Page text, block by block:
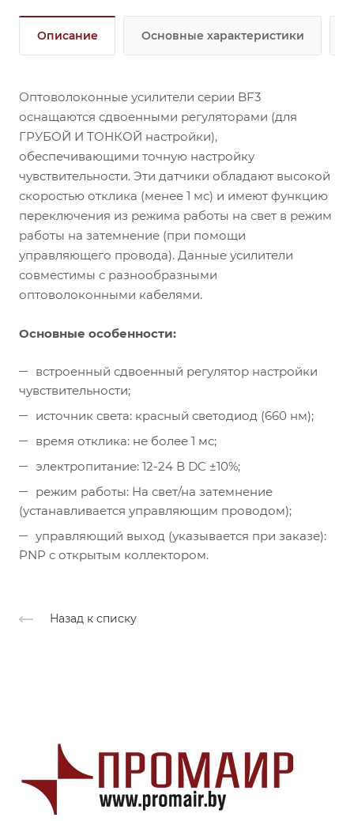
Описание Основные характеристики
Оптоволоконные усилители серии BF3
оснащаются сдвоенными регуляторами (для
ГРУБОЙ И ТОНКОЙ настройки),
обеспечивающими точную настройку
чувствительности. Эти датчики обладают высокой
скоростью отклика (менее 1 мс) и имеют функцию
переключения из режима работы на свет в режим
работы на затемнение (при помощи
управляющего провода). Данные усилители
совместимы с разнообразными
оптоволоконными кабелями.
Основные особенности:
встроенный сдвоенный регулятор настройки
чувствительности;
источник света: красный светодиод (660 нм);
время отклика: не более 1 мс;
электропитание: 12-24 В DC ±10%;
режим работы: На свет/на затемнение
(устанавливается управляющим проводом);
управляющий выход (указывается при заказе):
PNP с открытым коллектором.
Назад к списку